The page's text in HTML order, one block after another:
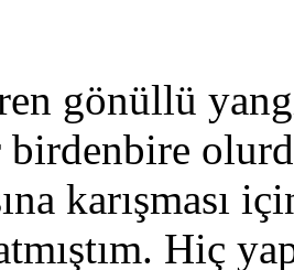
gönüllü
birdenbire
karışması
Hiç